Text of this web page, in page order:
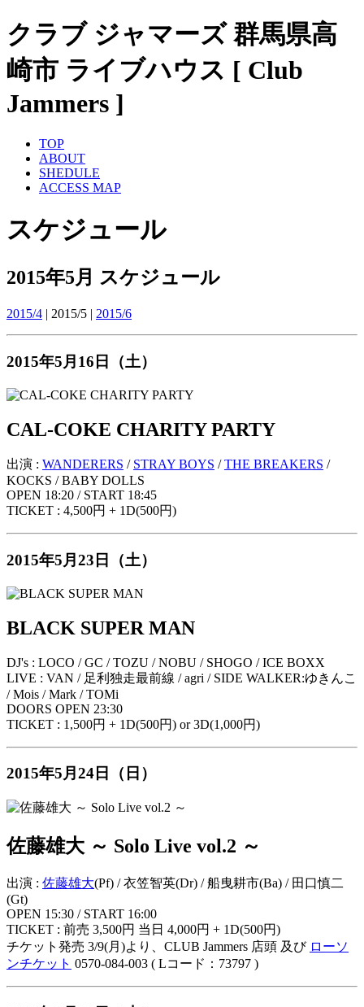
クラブ ジャマーズ 群馬県高
崎市 ライブハウス [ Club
Jammers ]
TOP
ABOUT
SHEDULE
ACCESS MAP
スケジュール
2015年5月 スケジュール
2015/4 | 2015/5 | 2015/6
2015年5月16日（土）
CAL-COKE CHARITY PARTY
出演 : WANDERERS / STRAY BOYS /THE BREAKERS /
KOCKS / BABY DOLLS
OPEN 18:20 / START 18:45
TICKET : 4,500円 + 1D(500円)
2015年5月23日（土）
BLACK SUPER MAN
DJ's : LOCO / GC / TOZU / NOBU / SHOGO / ICE BOXX
LIVE : VAN / 足利独走最前線 / agri / SIDE WALKER:ゆきんこ
/ Mois / Mark / TOMi
DOORS OPEN 23:30
TICKET : 1,500円 + 1D(500円) or 3D(1,000円)
2015年5月24日（日）
佐藤雄大 ～ Solo Live vol.2 ～
出演 : 佐藤雄大(Pf) / 衣笠智英(Dr) / 船曳耕市(Ba) / 田口慎二
(Gt)
OPEN 15:30 / START 16:00
TICKET : 前売 3,500円 当日 4,000円 + 1D(500円)
チケット発売 3/9(月)より、CLUB Jammers 店頭 及び ローソ
ンチケット 0570-084-003 ( Lコード：73797 )